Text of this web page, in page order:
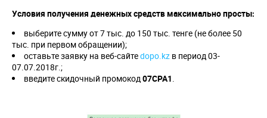
Условия получения денежных средств максимально просты:
выберите сумму от 7 тыс. до 150 тыс. тенге (не более 50
тыс. при первом обращении);
оставьте заявку на веб-сайтеdopo.kz в период 03-
07.07.2018г.;
введите скидочный промокод07CPA1.